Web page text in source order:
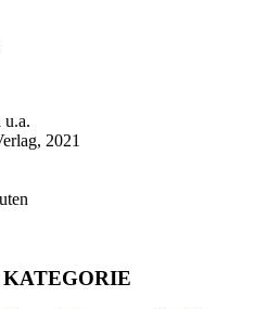
u.a.
2021